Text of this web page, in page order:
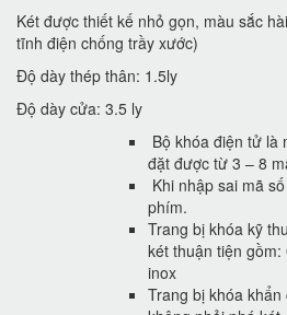
Két được thiết kế nhỏ gọn, màu sắc
tĩnh điện chống trầy xước)
Độ dày thép thân: 1.5ly
Độ dày cửa: 3.5 ly
Bộ khóa điện tử là
đặt được từ 3 – 8
Khi nhập sai mã
phím.
Trang bị khóa kỹ
két thuận tiện
inox
Trang bị khóa